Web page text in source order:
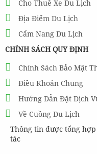
Cho Thuê Xe Du Lịch
Địa Điểm Du Lịch
Cẩm Nang Du Lịch
CHÍNH SÁCH QUY ĐỊNH
Chính Sách Bảo Mật
Điều Khoản Chung
Hướng Dẫn Đặt Dịch
Về Cuồng Du Lịch
Thông tin được tổng
tác